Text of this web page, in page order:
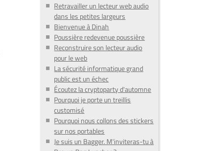
Retravailler un lecteur web audio
dans les petites largeurs
Bienvenue à Dinah
Poussière redevenue poussière
Reconstruire son lecteur audio
pour le web
La sécurité informatique grand
public est un échec
Écoutez la cryptoparty d'automne
Pourquoi je porte un treillis
customisé
Pourquoi nous collons des stickers
sur nos portables
Je suis un Bagger. M'inviteras-tu à